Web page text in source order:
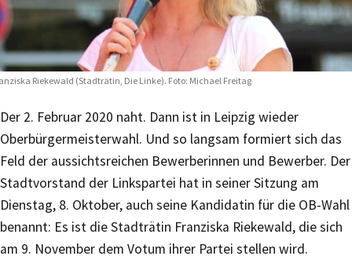
Riekewald (Stadträtin, Die Linke). Foto: Michael Freitag
Der 2. Februar 2020 naht. Dann ist in Leipzig wieder
Oberbürgermeisterwahl. Und so langsam formiert sich das
Feld der aussichtsreichen Bewerberinnen und Bewerber. Der
Stadtvorstand der Linkspartei hat in seiner Sitzung am
Dienstag, 8. Oktober, auch seine Kandidatin für die OB-Wahl
benannt: Es ist die Stadträtin Franziska Riekewald, die sich
am 9. November dem Votum ihrer Partei stellen wird.